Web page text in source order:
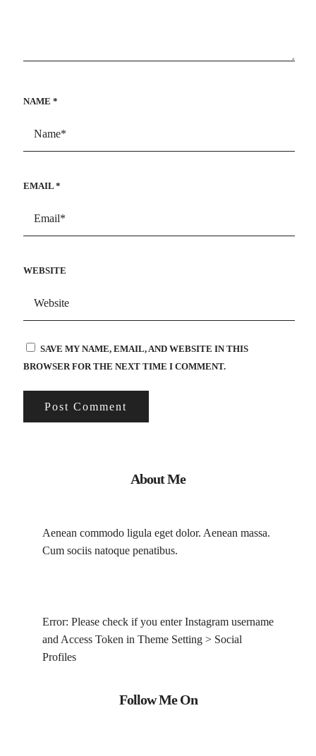
NAME *
EMAIL *
WEBSITE
SAVE MY NAME, EMAIL, AND WEBSITE IN THIS
BROWSER FOR THE NEXT TIME I COMMENT.
About Me
Aenean commodo ligula eget dolor. Aenean massa.
Cum sociis natoque penatibus.
Error: Please check if you enter Instagram username
and Access Token in Theme Setting > Social
Profiles
Follow Me On